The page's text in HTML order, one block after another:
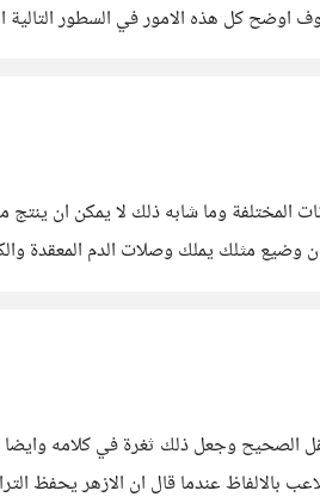
اوضح كل هذه الامور في السطور
المختلفة وما شابه ذلك لا يمكن ان
وضيع مثلك يملك وصلات الدم المعقدة
الصحيح وجعل ذلك ثغرة في كلامه
عندما قال ان الازهر يحفظ